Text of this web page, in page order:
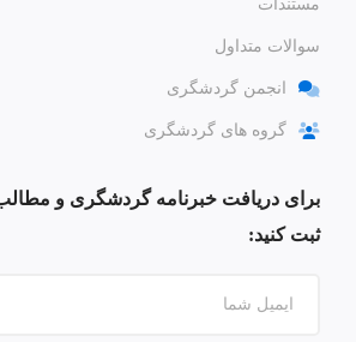
مستندات
سوالات متداول
انجمن گردشگری
گروه های گردشگری
برای دریافت خبرنامه گردشگری و مطالب
ثبت کنید: